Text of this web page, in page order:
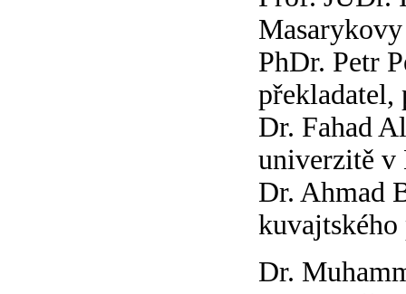
PhDr. Petr
Dr. Fahad
univerzitě v
Dr. Ahmad
kuvajtského
Dr.